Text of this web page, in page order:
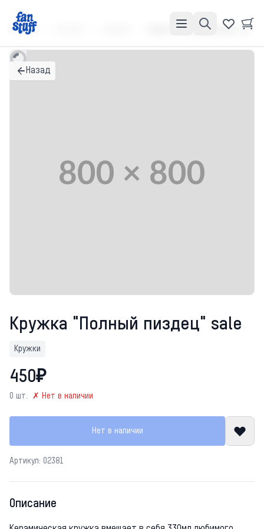
Главная Кружка "Полный пиздец" sale
Назад
Кружка "Полный пиздец" sale
Кружки
450₽
0 шт. ✗ Нет в наличии
Нет в наличии
Артикул: 02381
Описание